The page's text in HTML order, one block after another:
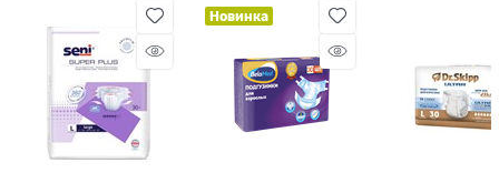
Новинка